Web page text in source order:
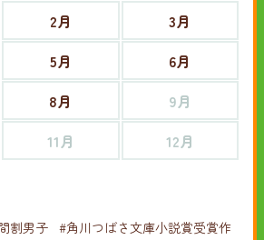
2月
3月
5月
6月
8月
9月
11月 12月
割男子
#角川つばさ文庫小説賞受賞作